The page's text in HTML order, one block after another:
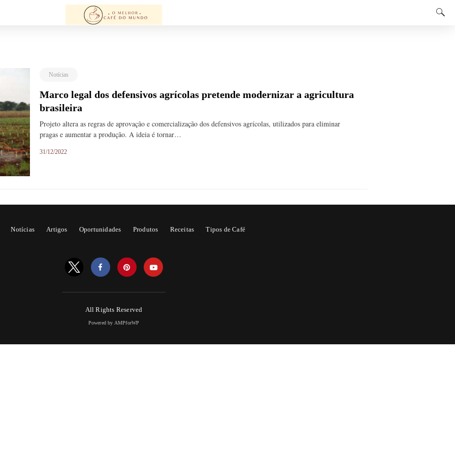
Notícias
Marco legal dos defensivos agrícolas pretende modernizar a agricultura
brasileira
Projeto altera as regras de aprovação e comercialização dos defensivos agrícolas, utilizados para eliminar
pragas e aumentar a produção. A ideia é tornar…
31/12/2022
Notícias Artigos Oportunidades Produtos Receitas Tipos de Café
All Rights Reserved
Powered by AMPforWP